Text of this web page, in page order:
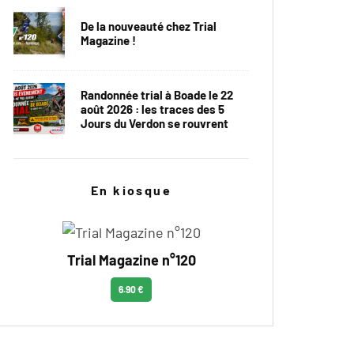
De la nouveauté chez Trial
Magazine !
Randonnée trial à Boade le 22
août 2026 : les traces des 5
Jours du Verdon se rouvrent
En kiosque
Trial Magazine n°120
6.90 €